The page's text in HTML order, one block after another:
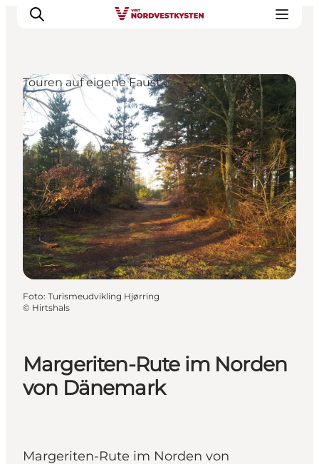
Urlaubsorte
Inspiration
Events
Unterkunft
Mach deine Urlaubsplanung
Margeriten-Rute im Norden
von Dänemark
Margeriten-Rute im Norden von
Touren auf eigene Faust
Foto: Turismeudvikling Hjørring
© Hirtshals